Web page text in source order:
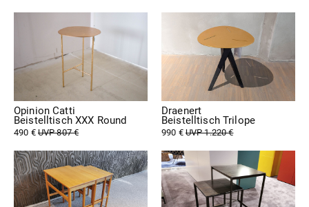
Opinion Catti
Beistelltisch XXX Round
490 €UVP 807 €
Draenert
Beistelltisch Trilope
990 €UVP 1.220 €